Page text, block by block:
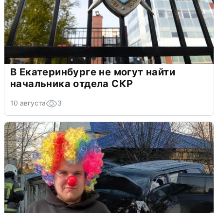
В Екатеринбурге не могут найти
начальника отдела СКР
10 августа 3